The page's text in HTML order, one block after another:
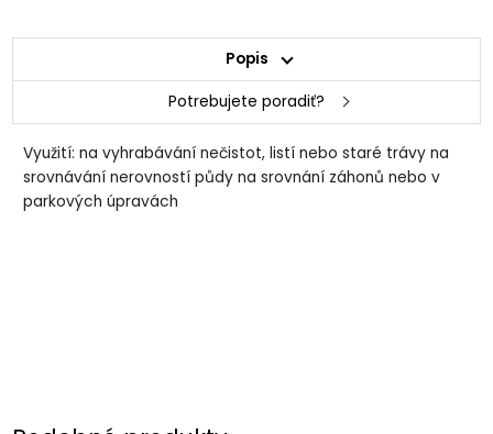
Popis
Potrebujete poradiť?
Využití: na vyhrabávání nečistot, listí nebo staré trávy na
srovnávání nerovností půdy na srovnání záhonů nebo v
parkových úpravách